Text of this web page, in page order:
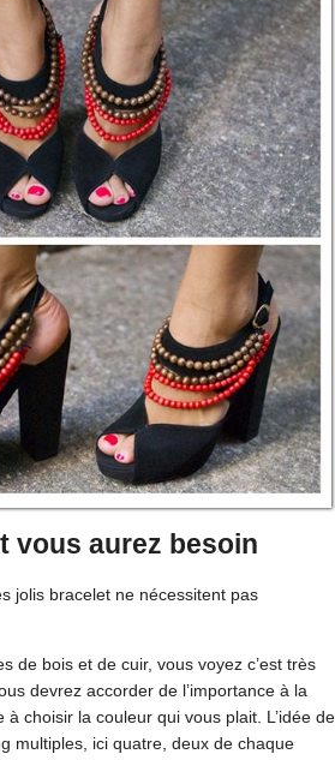
vous aurez besoin
jolis bracelet ne nécessitent pas
de bois et de cuir, vous voyez c’est très
devrez accorder de l’importance à la
choisir la couleur qui vous plait. L’idée de
multiples, ici quatre, deux de chaque